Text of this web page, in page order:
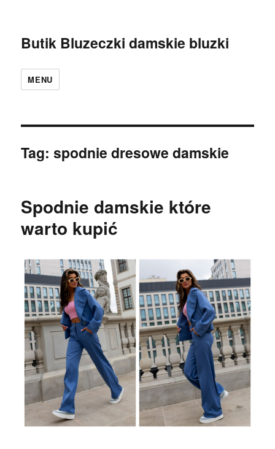
Butik Bluzeczki damskie bluzki
MENU
Tag:spodnie dresowe damskie
Spodnie damskie które
warto kupić